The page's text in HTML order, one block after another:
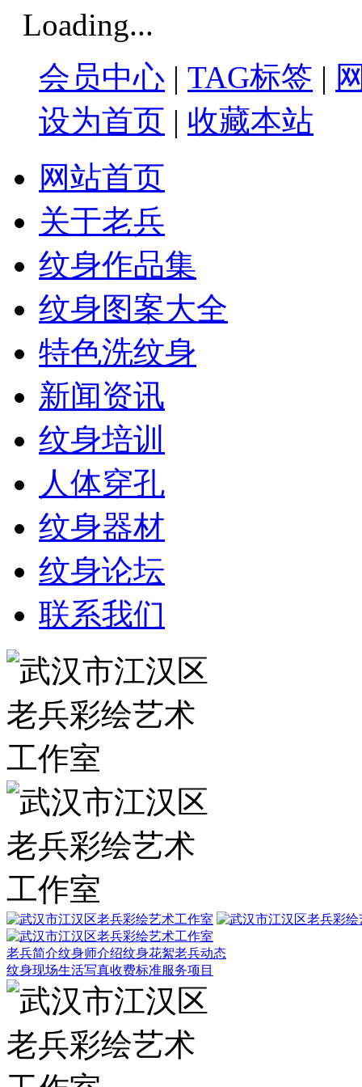
Loading...
会员中心 | TAG标签 |
设为首页 | 收藏本站
网站首页
关于老兵
纹身作品集
纹身图案大全
特色洗纹身
新闻资讯
纹身培训
人体穿孔
纹身器材
纹身论坛
联系我们
老兵简介纹身师介绍纹身花絮老兵动态
纹身现场生活写真收费标准服务项目